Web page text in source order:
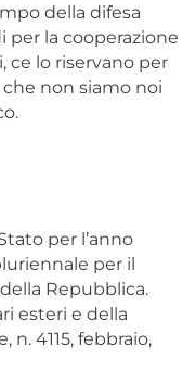
della difesa
per la cooperazione
ce lo riservano per
non siamo noi
per l’anno
per il
Repubblica.
esteri e della
n. 4115, febbraio,